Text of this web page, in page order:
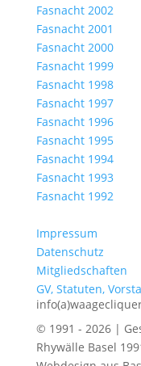
Fasnacht 2002
Fasnacht 2001
Fasnacht 2000
Fasnacht 1999
Fasnacht 1998
Fasnacht 1997
Fasnacht 1996
Fasnacht 1995
Fasnacht 1994
Fasnacht 1993
Fasnacht 1992
Impressum
Datenschutz
Mitgliedschaften
GV, Statuten,
© 1991 - 2026 |
Rhywälle Basel